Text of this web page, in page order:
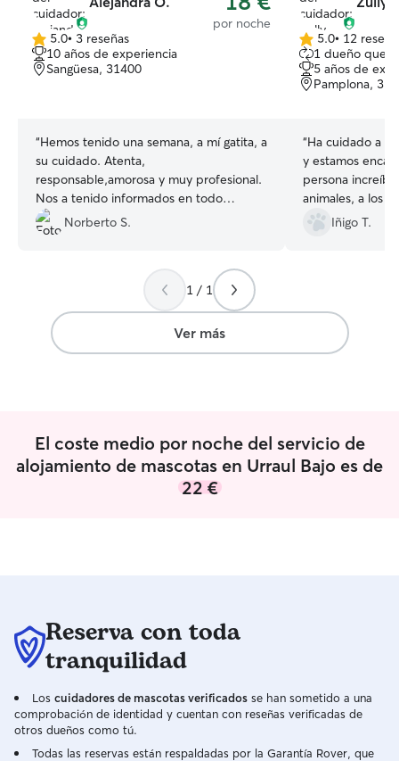
por noche
5.0
de
5
5.0• 3 reseñas
10 años de experiencia
Sangüesa, 31400
“Hemos tenido una semana, a mí gatita, a
su cuidado. Atenta,
responsable,amorosa y muy profesional.
Nos a tenido informados en todo
momento. Sin duda,volveremos a
contactar con ella si necesitamos que
Norberto S.
5.0
de
5
estrellas
5.0• 12
1 dueño que
5 años de
Pamplona,
“Ha cuidado a
y estamos
persona
animales, a los
muy tranquila.
recomendable,
Iñigo T.
1 / 1
Ver más
El coste medio por noche del servicio de
alojamiento de mascotas en Urraul Bajo es de
22 €
Reserva con toda
tranquilidad
Los cuidadores de mascotas verificados se han sometido a una
comprobación de identidad y cuentan con reseñas verificadas de
otros dueños como tú.
Todas las reservas están respaldadas por la Garantía Rover, que